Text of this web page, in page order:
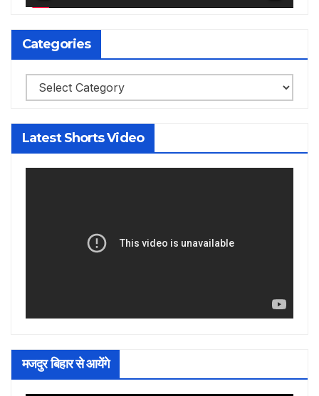
Categories
Categories
Latest Shorts Video
मजदुर बिहार से आयेंगे